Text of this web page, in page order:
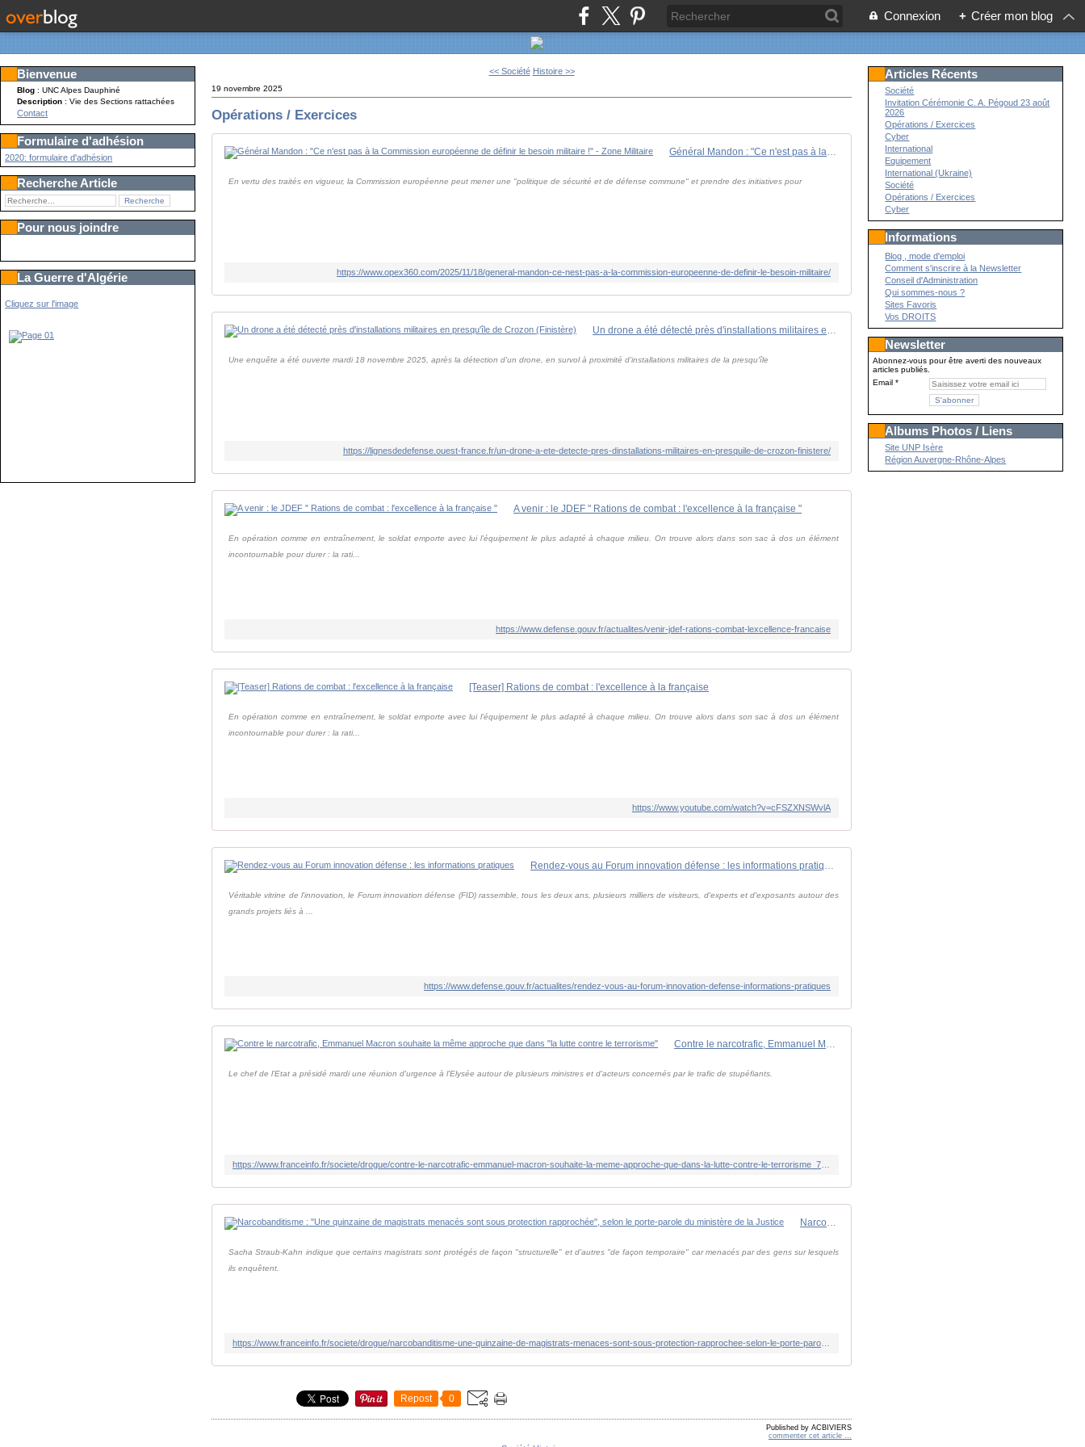
Connexion + Créer mon blog
Bienvenue
Blog : UNC Alpes Dauphiné
Description: Vie des Sections rattachées
Contact
Formulaire d'adhésion
2020: formulaire d'adhésion
Recherche Article
Pour nous joindre
La Guerre d'Algérie
Cliquez sur l'image
<< Société Histoire >>
19 novembre 2025
Opérations / Exercices
Général Mandon : "Ce n'est pas à la Commission européenne de définir le besoin militaire !" - Zone Militaire
En vertu des traités en vigueur, la Commission européenne peut mener une "politique de sécurité et de défense commune" et prendre des initiatives pour
https://www.opex360.com/2025/11/18/general-mandon-ce-nest-pas-a-la-commission-europeenne-de-definir-le-besoin-militaire/
Un drone a été détecté près d'installations militaires en presqu'île de Crozon (Finistère)
Une enquête a été ouverte mardi 18 novembre 2025, après la détection d'un drone, en survol à proximité d'installations militaires de la presqu'île
https://lignesdedefense.ouest-france.fr/un-drone-a-ete-detecte-pres-dinstallations-militaires-en-presquile-de-crozon-finistere/
A venir : le JDEF " Rations de combat : l'excellence à la française "
En opération comme en entraînement, le soldat emporte avec lui l'équipement le plus adapté à chaque milieu. On trouve alors dans son sac à dos un élément
incontournable pour durer : la rati...
https://www.defense.gouv.fr/actualites/venir-jdef-rations-combat-lexcellence-francaise
[Teaser] Rations de combat : l'excellence à la française
En opération comme en entraînement, le soldat emporte avec lui l'équipement le plus adapté à chaque milieu. On trouve alors dans son sac à dos un élément
incontournable pour durer : la rati...
https://www.youtube.com/watch?v=cFSZXNSWvlA
Rendez-vous au Forum innovation défense : les informations pratiques
Véritable vitrine de l'innovation, le Forum innovation défense (FID) rassemble, tous les deux ans, plusieurs milliers de visiteurs, d'experts et d'exposants autour des
grands projets liés à ...
https://www.defense.gouv.fr/actualites/rendez-vous-au-forum-innovation-defense-informations-pratiques
Contre le narcotrafic, Emmanuel Macron souhaite la même approche que dans "la lutte contre le terrorisme"
Le chef de l'Etat a présidé mardi une réunion d'urgence à l'Elysée autour de plusieurs ministres et d'acteurs concernés par le trafic de stupéfiants.
Narcobanditisme : "Une quinzaine de magistrats menacés sont sous protection rapprochée", selon le porte-parole du ministère de la Justice
Sacha Straub-Kahn indique que certains magistrats sont protégés de façon "structurelle" et d'autres "de façon temporaire" car menacés par des gens sur lesquels
ils enquêtent.
Repost 0
Published by ACBIVIERS
commenter cet article
Articles Récents
Société
Invitation Cérémonie C. A. Pégoud 23 août
2026
Opérations / Exercices
Cyber
International
Equipement
International (Ukraine)
Société
Opérations / Exercices
Cyber
Informations
Blog , mode d'emploi
Comment s'inscrire à la Newsletter
Conseil d'Administration
Qui sommes-nous ?
Sites Favoris
Vos DROITS
Newsletter
Abonnez-vous pour être averti des nouveaux
articles publiés.
Email
Albums Photos / Liens
Site UNP Isère
Région Auvergne-Rhône-Alpes